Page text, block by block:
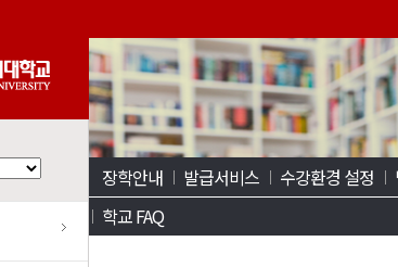
장학안내 발급서비스 수강환경 설정
학교 FAQ